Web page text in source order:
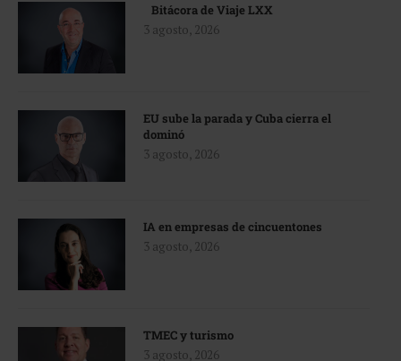
Bitácora de Viaje LXX
3 agosto, 2026
EU sube la parada y Cuba cierra el
dominó
3 agosto, 2026
IA en empresas de cincuentones
3 agosto, 2026
TMEC y turismo
3 agosto, 2026